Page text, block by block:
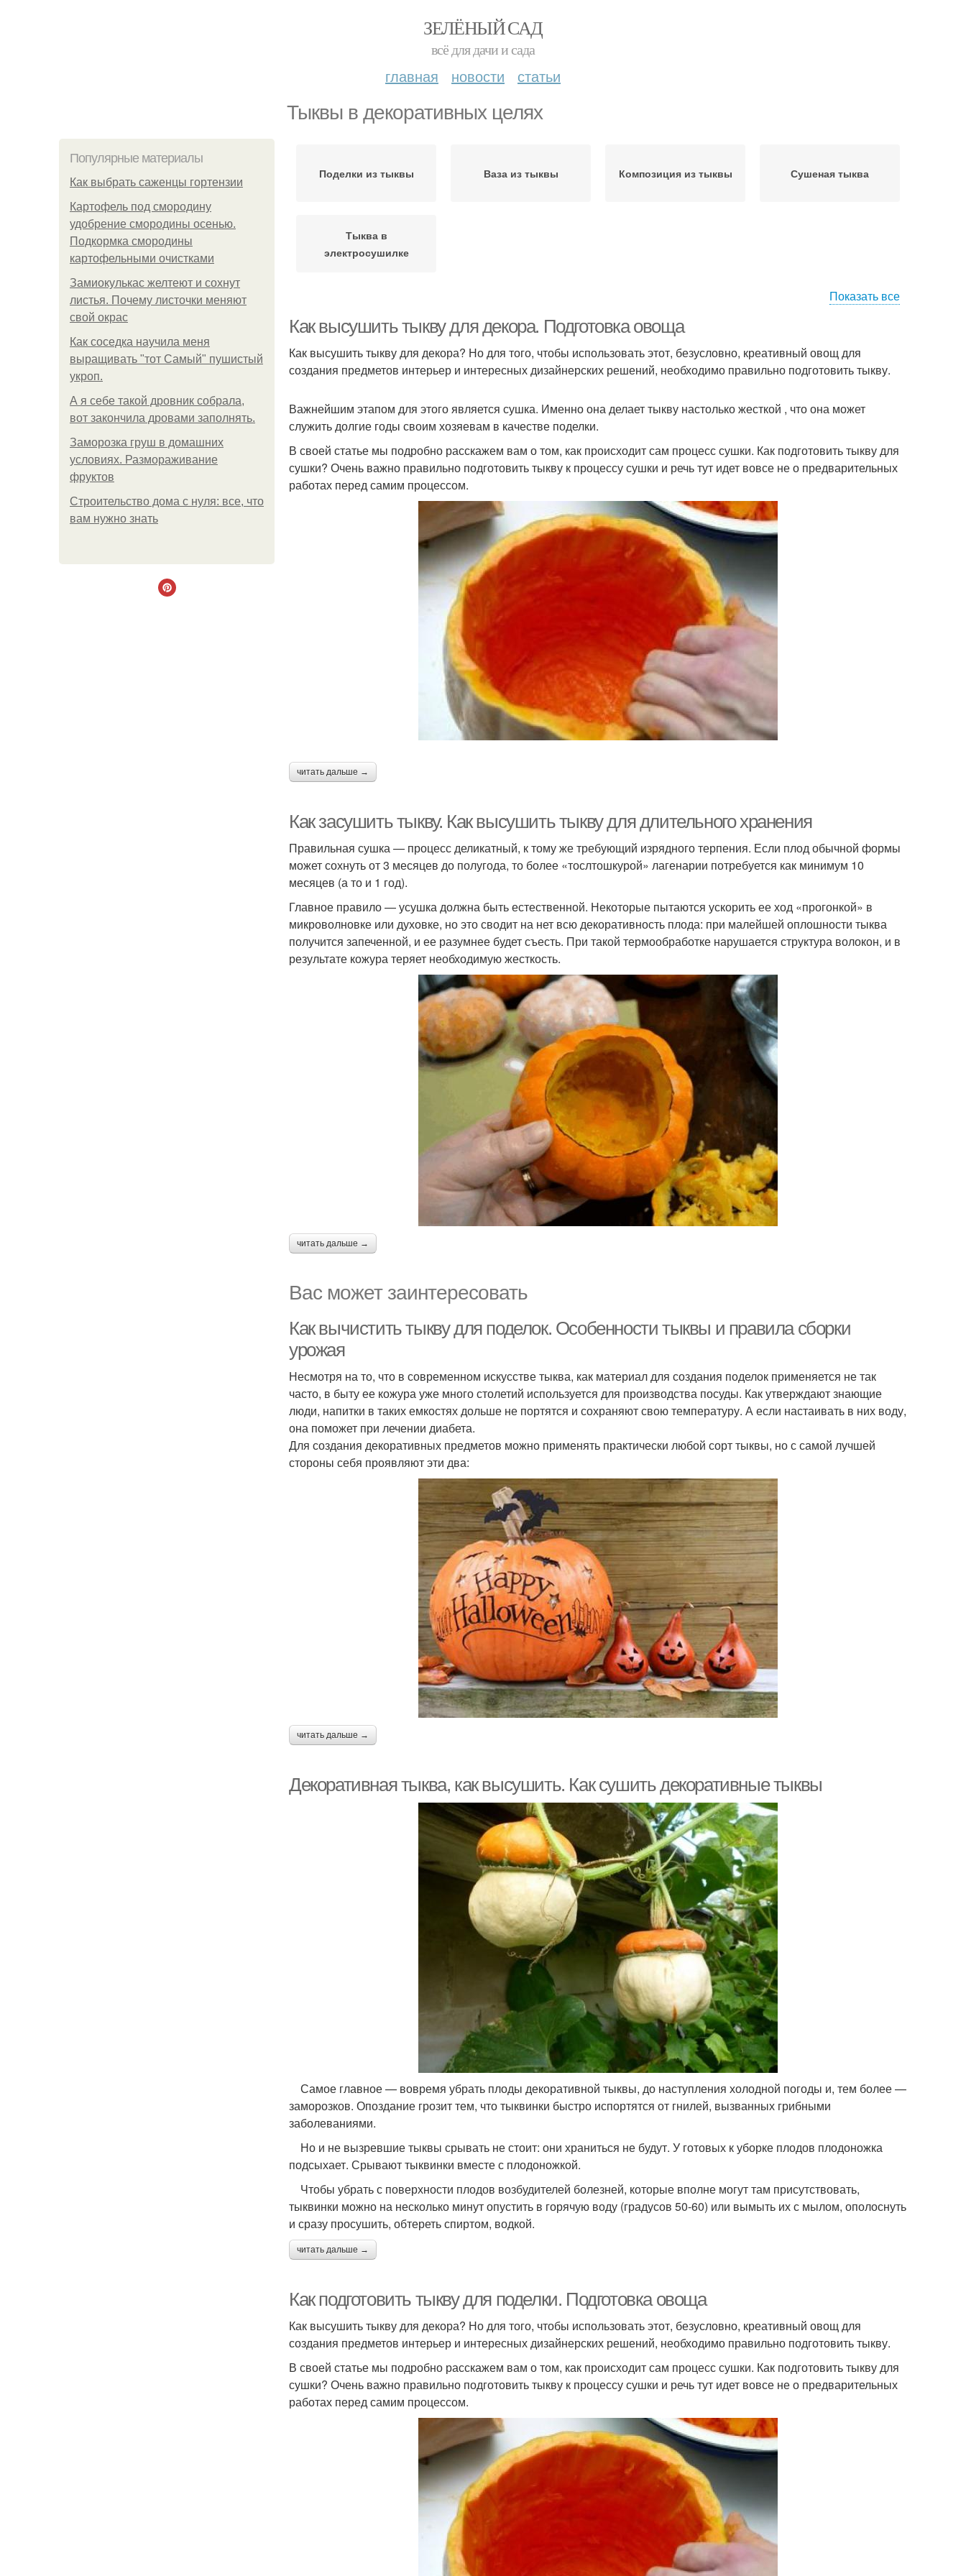
ЗЕЛЁНЫЙ САД
всё для дачи и сада
главная новости статьи
Тыквы в декоративных целях
Популярные материалы
Как выбрать саженцы гортензии
Картофель под смородину
удобрение смородины осенью.
Подкормка смородины
картофельными очистками
Замиокулькас желтеют и сохнут
листья. Почему листочки меняют
свой окрас
Как соседка научила меня
выращивать "тот Самый" пушистый
укроп.
А я себе такой дровник собрала,
вот закончила дровами заполнять.
Заморозка груш в домашних
условиях. Размораживание
фруктов
Строительство дома с нуля: все, что
вам нужно знать
Поделки из тыквы Ваза из тыквы Композиция из тыквы Сушеная тыква
Тыква в
электросушилке
Показать все
Как высушить тыкву для декора. Подготовка овоща
Как высушить тыкву для декора? Но для того, чтобы использовать этот, безусловно, креативный овощ для
создания предметов интерьер и интересных дизайнерских решений, необходимо правильно подготовить тыкву.
Важнейшим этапом для этого является сушка. Именно она делает тыкву настолько жесткой , что она может
служить долгие годы своим хозяевам в качестве поделки.
В своей статье мы подробно расскажем вам о том, как происходит сам процесс сушки. Как подготовить тыкву для
сушки? Очень важно правильно подготовить тыкву к процессу сушки и речь тут идет вовсе не о предварительных
работах перед самим процессом.
читать дальше →
Как засушить тыкву. Как высушить тыкву для длительного хранения
Правильная сушка — процесс деликатный, к тому же требующий изрядного терпения. Если плод обычной формы
может сохнуть от 3 месяцев до полугода, то более «тослтошкурой» лагенарии потребуется как минимум 10
месяцев (а то и 1 год).
Главное правило — усушка должна быть естественной. Некоторые пытаются ускорить ее ход «прогонкой» в
микроволновке или духовке, но это сводит на нет всю декоративность плода: при малейшей оплошности тыква
получится запеченной, и ее разумнее будет съесть. При такой термообработке нарушается структура волокон, и в
результате кожура теряет необходимую жесткость.
читать дальше →
Вас может заинтересовать
Как вычистить тыкву для поделок. Особенности тыквы и правила сборки
урожая
Несмотря на то, что в современном искусстве тыква, как материал для создания поделок применяется не так
часто, в быту ее кожура уже много столетий используется для производства посуды. Как утверждают знающие
люди, напитки в таких емкостях дольше не портятся и сохраняют свою температуру. А если настаивать в них воду,
она поможет при лечении диабета.
Для создания декоративных предметов можно применять практически любой сорт тыквы, но с самой лучшей
стороны себя проявляют эти два:
читать дальше →
Декоративная тыква, как высушить. Как сушить декоративные тыквы
Самое главное — вовремя убрать плоды декоративной тыквы, до наступления холодной погоды и, тем более —
заморозков. Опоздание грозит тем, что тыквинки быстро испортятся от гнилей, вызванных грибными
заболеваниями.
Но и не вызревшие тыквы срывать не стоит: они храниться не будут. У готовых к уборке плодов плодоножка
подсыхает. Срывают тыквинки вместе с плодоножкой.
Чтобы убрать с поверхности плодов возбудителей болезней, которые вполне могут там присутствовать,
тыквинки можно на несколько минут опустить в горячую воду (градусов 50-60) или вымыть их с мылом, ополоснуть
и сразу просушить, обтереть спиртом, водкой.
читать дальше →
Как подготовить тыкву для поделки. Подготовка овоща
Как высушить тыкву для декора? Но для того, чтобы использовать этот, безусловно, креативный овощ для
создания предметов интерьер и интересных дизайнерских решений, необходимо правильно подготовить тыкву.
В своей статье мы подробно расскажем вам о том, как происходит сам процесс сушки. Как подготовить тыкву для
сушки? Очень важно правильно подготовить тыкву к процессу сушки и речь тут идет вовсе не о предварительных
работах перед самим процессом.